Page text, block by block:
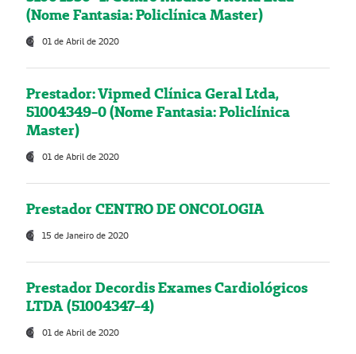
(Nome Fantasia: Policlínica Master)
01 de Abril de 2020
Prestador: Vipmed Clínica Geral Ltda,
51004349-0 (Nome Fantasia: Policlínica
Master)
01 de Abril de 2020
Prestador CENTRO DE ONCOLOGIA
15 de Janeiro de 2020
Prestador Decordis Exames Cardiológicos
LTDA (51004347-4)
01 de Abril de 2020